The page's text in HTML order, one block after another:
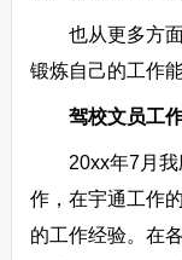
也从更多方面
锻炼自己的工作
驾校文员工
20xx年7月我
作，在宇通工作
的工作经验。在